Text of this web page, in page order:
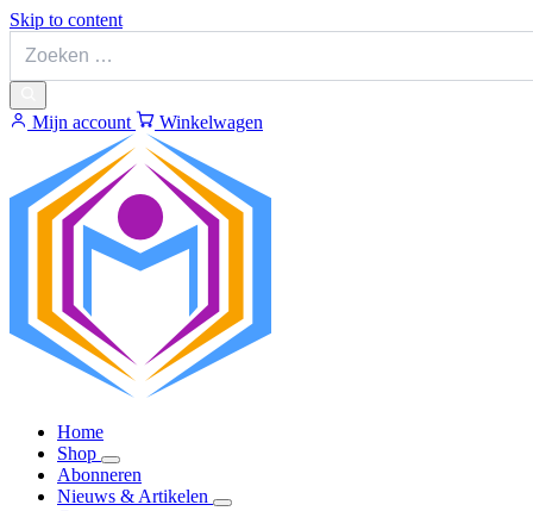
Skip to content
Mijn account Winkelwagen
Home
Shop
Abonneren
Nieuws & Artikelen